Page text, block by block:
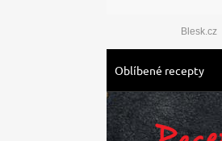
Blesk.cz
Oblíbené recepty